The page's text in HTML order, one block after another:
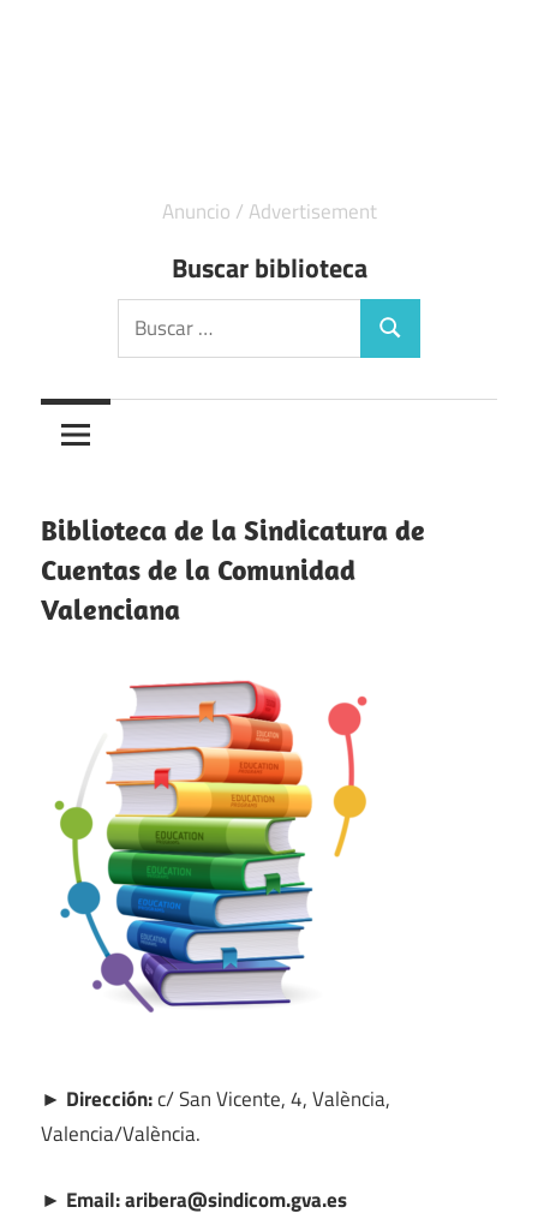
Buscar biblioteca
Buscar:
Buscar
Biblioteca de la Sindicatura de
Cuentas de la Comunidad
Valenciana
► Dirección:c/ San Vicente, 4, València,
Valencia/València.
► Email: aribera@sindicom.gva.es